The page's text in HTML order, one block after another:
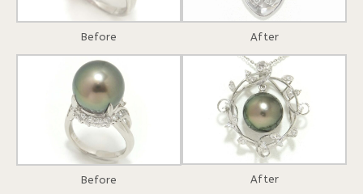
Before After
Before After